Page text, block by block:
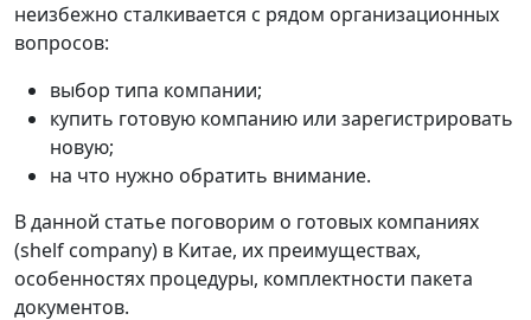
неизбежно сталкивается с рядом организационных
вопросов:
выбор типа компании;
купить готовую компанию или зарегистрировать
новую;
на что нужно обратить внимание.
В данной статье поговорим о готовых компаниях
(shelf company) в Китае, их преимуществах,
особенностях процедуры, комплектности пакета
документов.